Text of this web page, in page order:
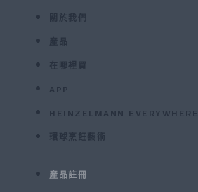
關於我們
產品
在哪裡買
APP
HEINZELMANN EVERYWHERE
環球烹飪藝術
產品註冊